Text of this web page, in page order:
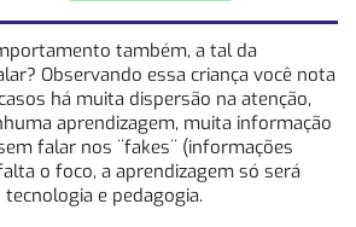
também, a tal da
Observando essa criança você nota
há muita dispersão na atenção,
aprendizagem, muita informação
falar nos ¨fakes¨ (informações
o foco, a aprendizagem só será
e pedagogia.